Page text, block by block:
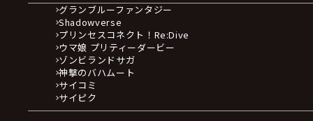
グランブルーファンタジー
Shadowverse
プリンセスコネクト！Re:Dive
ウマ娘 プリティーダービー
ゾンビランドサガ
神撃のバハムート
サイコミ
サイピク